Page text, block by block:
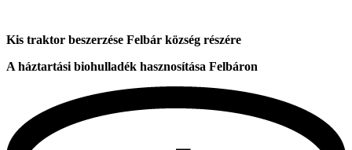
Kis traktor beszerzése Felbár község részére
A háztartási biohulladék hasznosítása Felbáron